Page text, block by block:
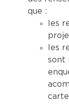
que :
les
les
sont